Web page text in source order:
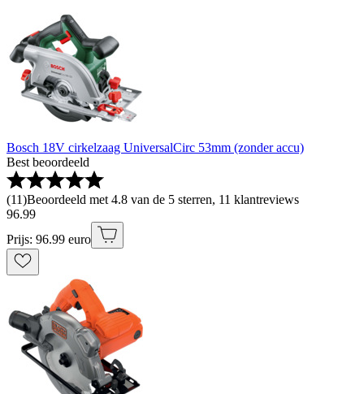
Bosch 18V cirkelzaag UniversalCirc 53mm (zonder accu)
Best beoordeeld
(11)Beoordeeld met 4.8 van de 5 sterren, 11 klantreviews
96.99
Prijs: 96.99 euro